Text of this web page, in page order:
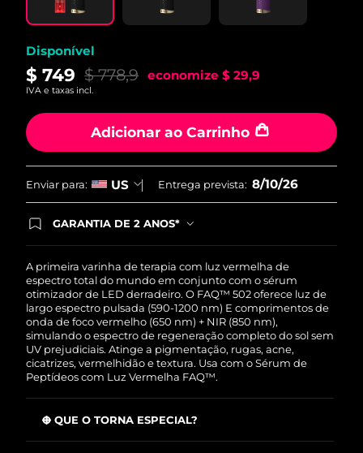
Disponível
$ 749 $ 778,9 economize $ 29,9
IVA e taxas incl.
Adicionar ao Carrinho
Enviar para: US Entrega prevista: 8/10/26
GARANTIA DE 2 ANOS*
significa que se você tiver qualquer problema até
2 anos após a compra, a FOREO substituirá seu
produto gratuitamente.*exceto pelo Luna FOFO
e Luna Play plus cuja garantia é de 90 dias.
A primeira varinha de terapia com luz vermelha de
espectro total do mundo em conjunto com o sérum
otimizador de LED derradeiro. O FAQ™ 502 oferece luz de
largo espectro pulsada (590-1200 nm) E comprimentos de
onda de foco vermelho (650 nm) + NIR (850 nm),
simulando o espectro de regeneração completo do sol sem
UV prejudiciais. Atinge a pigmentação, rugas, acne,
cicatrizes, vermelhidão e textura. Usa com o Sérum de
Peptídeos com Luz Vermelha FAQ™.
O QUE O TORNA ESPECIAL?